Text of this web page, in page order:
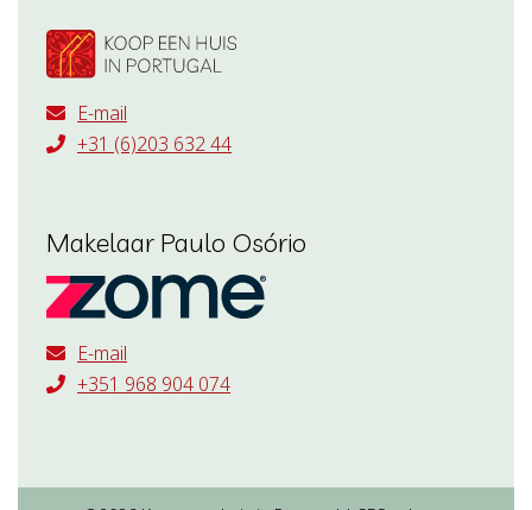
E-mail
+31 (6)203 632 44
Makelaar Paulo Osório
E-mail
+351 968 904 074